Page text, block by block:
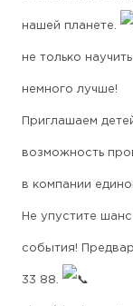
нашей планете.
не только
немного лучше!
Приглашаем
возможность
в компании
Не упустите
события!
33 88.